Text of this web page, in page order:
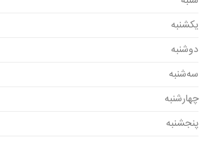
یکشنبه
دوشنبه
سه‌شنبه
چهارشنبه
پنجشنبه